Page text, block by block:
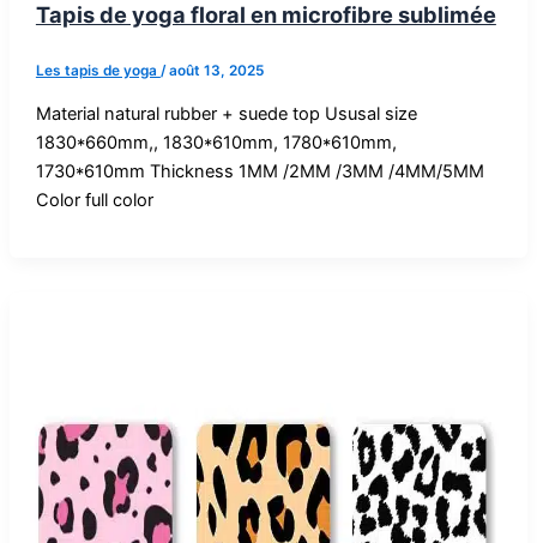
Tapis de yoga floral en microfibre sublimée
Les tapis de yoga /août 13, 2025
Material natural rubber + suede top Ususal size
1830*660mm,, 1830*610mm, 1780*610mm,
1730*610mm Thickness 1MM /2MM /3MM /4MM/5MM
Color full color